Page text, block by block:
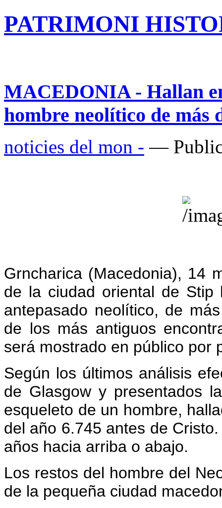
PATRIMONI
MACEDONIA - Hallan
hombre neolítico de más
noticies del mon - —
Grncharica (Macedonia), 14
de la ciudad oriental de Stip
antepasado neolítico, de
de los más antiguos
será mostrado en público por
Según los últimos análisis
de Glasgow y presentados
esqueleto de un hombre,
del año 6.745 antes de
años hacia arriba o abajo.
Los restos del hombre del
de la pequeña ciudad